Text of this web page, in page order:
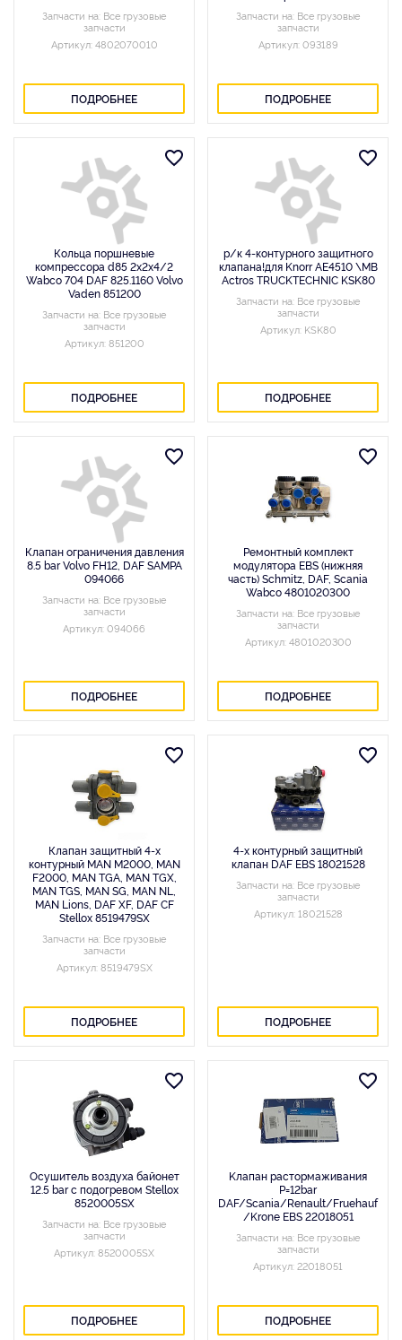
Запчасти на: Все грузовые
запчасти
Артикул: 4802070010
ПОДРОБНЕЕ
Запчасти на: Все грузовые
запчасти
Артикул: 093189
ПОДРОБНЕЕ
Кольца поршневые
компрессора d85 2x2x4/2
Wabco 704 DAF 825.1160 Volvo
Vaden 851200
Запчасти на: Все грузовые
запчасти
Артикул: 851200
ПОДРОБНЕЕ
р/к 4-контурного защитного
клапана!для Knorr AE4510 \MB
Actros TRUCKTECHNIC KSK80
Запчасти на: Все грузовые
запчасти
Артикул: KSK80
ПОДРОБНЕЕ
Клапан ограничения давления
8.5 bar Volvo FH12, DAF SAMPA
094066
Запчасти на: Все грузовые
запчасти
Артикул: 094066
ПОДРОБНЕЕ
Ремонтный комплект
модулятора EBS (нижняя
часть) Schmitz, DAF, Scania
Wabco 4801020300
Запчасти на: Все грузовые
запчасти
Артикул: 4801020300
ПОДРОБНЕЕ
Клапан защитный 4-х
контурный MAN M2000, MAN
F2000, MAN TGA, MAN TGX,
MAN TGS, MAN SG, MAN NL,
MAN Lions, DAF XF, DAF CF
Stellox 8519479SX
Запчасти на: Все грузовые
запчасти
Артикул: 8519479SX
ПОДРОБНЕЕ
4-х контурный защитный
клапан DAF EBS 18021528
Запчасти на: Все грузовые
запчасти
Артикул: 18021528
ПОДРОБНЕЕ
Осушитель воздуха байонет
12.5 bar с подогревом Stellox
8520005SX
Запчасти на: Все грузовые
запчасти
Артикул: 8520005SX
ПОДРОБНЕЕ
Kлапан растормаживания
P=12bar
DAF/Scania/Renault/Fruehauf
/Krone EBS 22018051
Запчасти на: Все грузовые
запчасти
Артикул: 22018051
ПОДРОБНЕЕ